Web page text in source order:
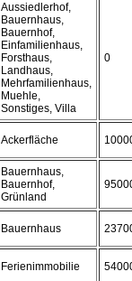
Aussiedlerhof,
Bauernhaus,
Bauernhof,
Einfamilienhaus,
Forsthaus,
Landhaus,
Mehrfamilienhaus,
Muehle,
Sonstiges, Villa
0
Ackerfläche
Bauernhaus,
Bauernhof,
Grünland
Bauernhaus
Ferienimmobilie